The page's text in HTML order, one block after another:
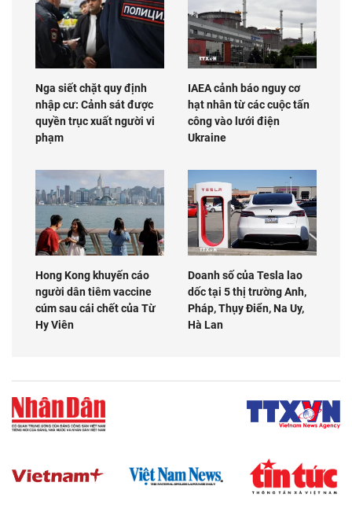
Nga siết chặt quy định
nhập cư: Cảnh sát được
quyền trục xuất người vi
phạm
IAEA cảnh báo nguy cơ
hạt nhân từ các cuộc tấn
công vào lưới điện
Ukraine
Hong Kong khuyến cáo
người dân tiêm vaccine
cúm sau cái chết của Từ
Hy Viên
Doanh số của Tesla lao
dốc tại 5 thị trường Anh,
Pháp, Thụy Điển, Na Uy,
Hà Lan